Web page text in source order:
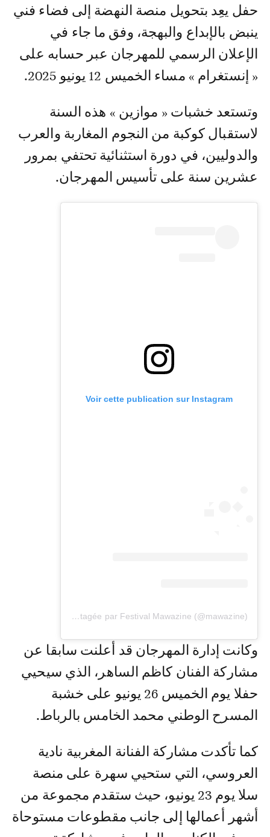
حفل يعِد بتحويل منصة النهضة إلى فضاء فني
ينبض بالإبداع والبهجة، وفق ما جاء في
الإعلان الرسمي للمهرجان عبر حسابه على
« إنستغرام » مساء الخميس 12 يونيو 2025.
وتستعد خشبات « موازين » هذه السنة
لاستقبال كوكبة من النجوم المغاربة والعرب
والدوليين، في دورة استثنائية تحتفي بمرور
عشرين سنة على تأسيس المهرجان.
Voir cette publication sur Instagram
Une publication partagée par Festival Mawazine (@mawazine)
وكانت إدارة المهرجان قد أعلنت سابقا عن
مشاركة الفنان كاظم الساهر، الذي سيحيي
حفلا يوم الخميس 26 يونيو على خشبة
المسرح الوطني محمد الخامس بالرباط.
كما تأكدت مشاركة الفنانة المغربية نادية
العروسي، التي ستحيي سهرة على منصة
سلا يوم 23 يونيو، حيث ستقدم مجموعة من
أشهر أعمالها إلى جانب مقطوعات مستوحاة